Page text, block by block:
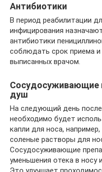
Антибиотики
В период реабилитации
инфицирования
антибиотики
соблюдать срок приема
выписанных врачом.
Сосудосуживающие
душ
На следующий день
необходимо будет
капли для носа,
соленые растворы для
Сосудосуживающие
уменьшения отека в носу